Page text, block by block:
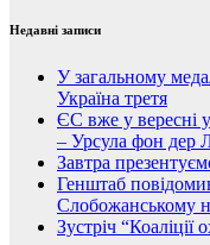
Недавні записи
У загальному
Україна третя
ЄС вже у вересні
– Урсула фон дер
Завтра
Генштаб
Слобожанському
Зустріч “Коаліції